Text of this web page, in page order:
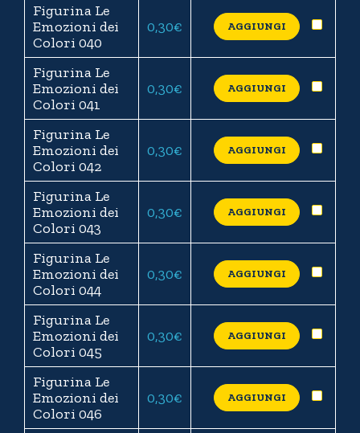
Figurina Le
Emozioni dei
Colori 040
0,30€ AGGIUNGI
Figurina Le
Emozioni dei
Colori 041
0,30€ AGGIUNGI
Figurina Le
Emozioni dei
Colori 042
0,30€ AGGIUNGI
Figurina Le
Emozioni dei
Colori 043
0,30€ AGGIUNGI
Figurina Le
Emozioni dei
Colori 044
0,30€ AGGIUNGI
Figurina Le
Emozioni dei
Colori 045
0,30€ AGGIUNGI
Figurina Le
Emozioni dei
Colori 046
0,30€ AGGIUNGI